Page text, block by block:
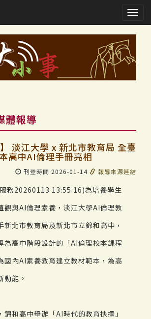
體報導
淡江大學 x 新北市教育局 全臺
高中AI倫理手冊亮相
刊登時間 2026-01-14 報導來源連結
務20260113 13:55:16)為培養學生
觀與AI倫理素養，淡江大學AI倫理教
新北市教育局及新北市立錦和高中，
為高中階段設計的「AI倫理校本課程
國內AI素養教育建立教材範本，為高
動能。
錦和高中舉辦「AI時代的教育抉擇」